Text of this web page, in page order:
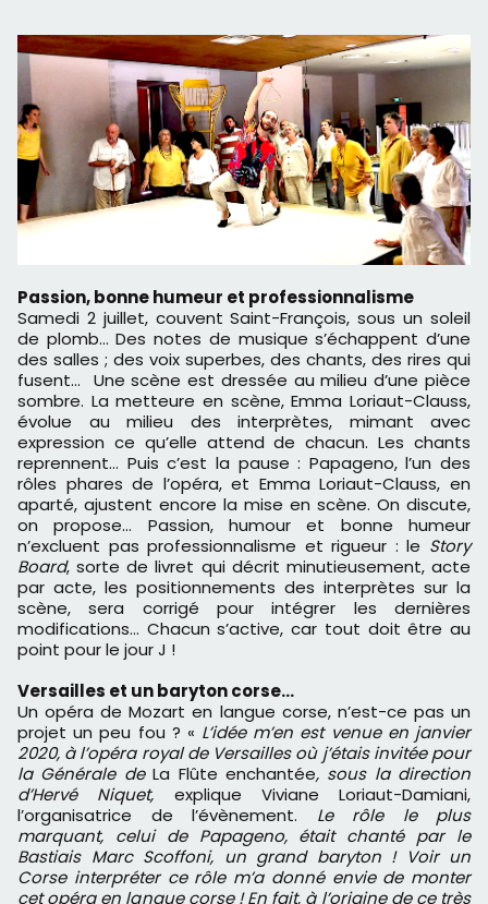
Passion, bonne humeur et professionnalisme
Samedi 2 juillet, couvent Saint-François, sous un soleil
de plomb… Des notes de musique s’échappent d’une
des salles ; des voix superbes, des chants, des rires qui
fusent… Une scène est dressée au milieu d’une pièce
sombre. La metteure en scène, Emma Loriaut-Clauss,
évolue au milieu des interprètes, mimant avec
expression ce qu’elle attend de chacun. Les chants
reprennent… Puis c’est la pause : Papageno, l’un des
rôles phares de l’opéra, et Emma Loriaut-Clauss, en
aparté, ajustent encore la mise en scène. On discute,
on propose… Passion, humour et bonne humeur
n’excluent pas professionnalisme et rigueur : le Story
Board, sorte de livret qui décrit minutieusement, acte
par acte, les positionnements des interprètes sur la
scène, sera corrigé pour intégrer les dernières
modifications… Chacun s’active, car tout doit être au
point pour le jour J !
Versailles et un baryton corse…
Un opéra de Mozart en langue corse, n’est-ce pas un
projet un peu fou ? « L’idée m’en est venue en janvier
2020, à l’opéra royal de Versailles où j’étais invitée pour
la Générale deLa Flûte enchantée, sous la direction
d’Hervé Niquet, explique Viviane Loriaut-Damiani,
l’organisatrice de l’évènement. Le rôle le plus
marquant, celui de Papageno, était chanté par le
Bastiais Marc Scoffoni, un grand baryton ! Voir un
Corse interpréter ce rôle m’a donné envie de monter
cet opéra en langue corse ! En fait, à l’origine de ce très